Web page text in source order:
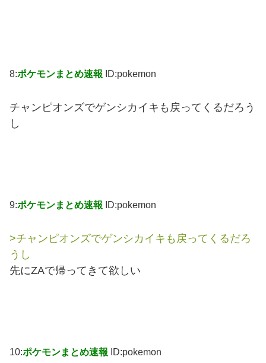
8:ポケモンまとめ速報 ID:pokemon
チャンピオンズでゲンシカイキも戻ってくるだろう
し
9:ポケモンまとめ速報 ID:pokemon
>チャンピオンズでゲンシカイキも戻ってくるだろ
うし
先にZAで帰ってきて欲しい
10:ポケモンまとめ速報 ID:pokemon